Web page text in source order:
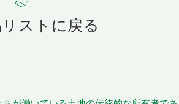
ストに戻る